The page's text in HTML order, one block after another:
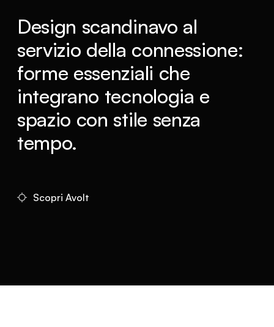
Design scandinavo al
servizio della connessione:
forme essenziali che
integrano tecnologia e
spazio con stile senza
tempo.
Scopri Avolt